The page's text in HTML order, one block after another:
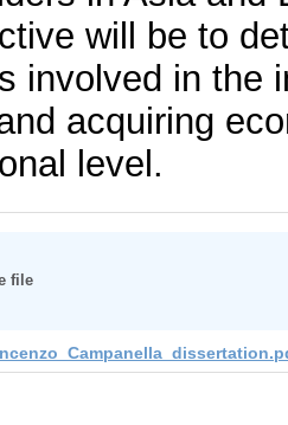
will be to
involved in the
acquiring
level.
file